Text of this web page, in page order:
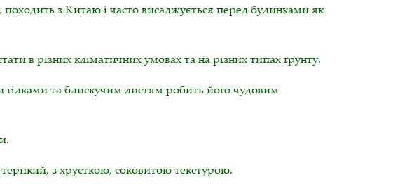
походить з Китаю і часто висаджується перед будинками як
в різних кліматичних умовах та на різних типах ґрунту.
та блискучим листям робить його чудовим
з хрусткою, соковитою текстурою.